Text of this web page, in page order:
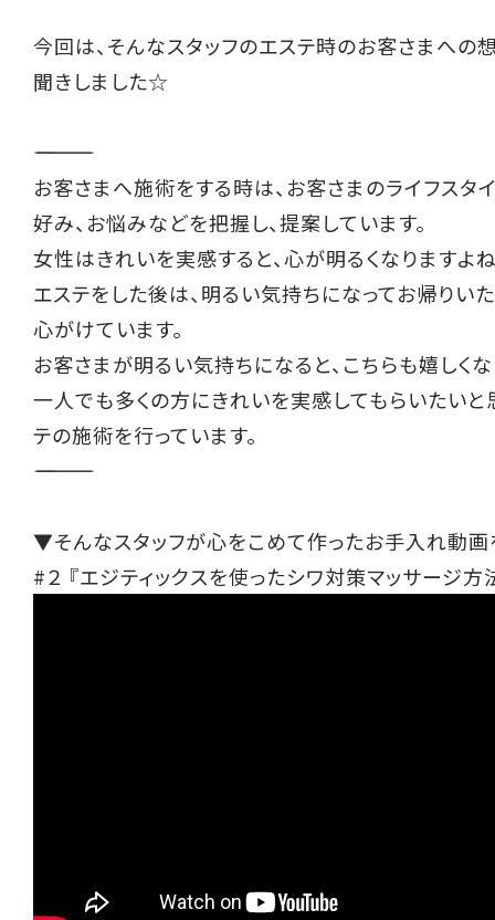
今回は、そんなスタッフのエステ時のお客さまへの
聞きしました☆
――――――――――
お客さまへ施術をする時は、お客さまのライフスタ
好み、お悩みなどを把握し、提案しています。
女性はきれいを実感すると、心が明るくなりますよ
エステをした後は、明るい気持ちになってお帰りい
心がけています。
お客さまが明るい気持ちになると、こちらも嬉しくな
一人でも多くの方にきれいを実感してもらいたいと
テの施術を行っています。
――――――――――
▼そんなスタッフが心をこめて作ったお手入れ動
#２ 『エジティックスを使ったシワ対策マッサージ方